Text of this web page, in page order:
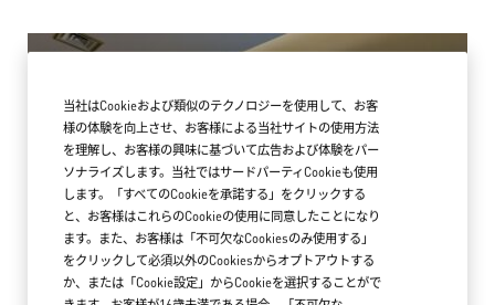
当社はCookieおよび類似のテクノロジーを使用して、お客
様の体験を向上させ、お客様による当社サイトの使用方法
を理解し、お客様の興味に基づいて広告および体験をパー
ソナライズします。当社ではサードパーティCookieも使用
します。「すべてのCookieを承諾する」をクリックする
と、お客様はこれらのCookieの使用に同意したことになり
ます。また、お客様は「不可欠なCookiesのみ使用する」
をクリックして必須以外のCookiesからオプトアウトする
か、または「Cookie設定」からCookieを選択することがで